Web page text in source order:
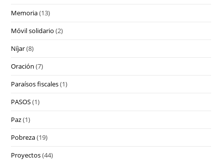
Memoria(13)
Móvil solidario (2)
Níjar(8)
Oración (7)
Paraísos fiscales(1)
PASOS(1)
Paz(1)
Pobreza(19)
Proyectos(44)